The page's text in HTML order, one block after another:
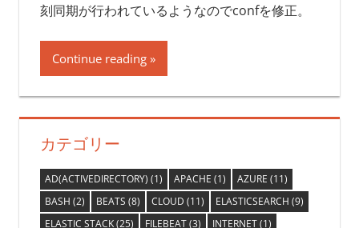
刻同期が行われているようなのでconfを修正。
Continue reading
カテゴリー
AD(ACTIVEDIRECTORY) (1) APACHE (1) AZURE (11)
BASH (2) BEATS (8) CLOUD (11) ELASTICSEARCH (9)
ELASTIC STACK(25) FILEBEAT(3) INTERNET(1)